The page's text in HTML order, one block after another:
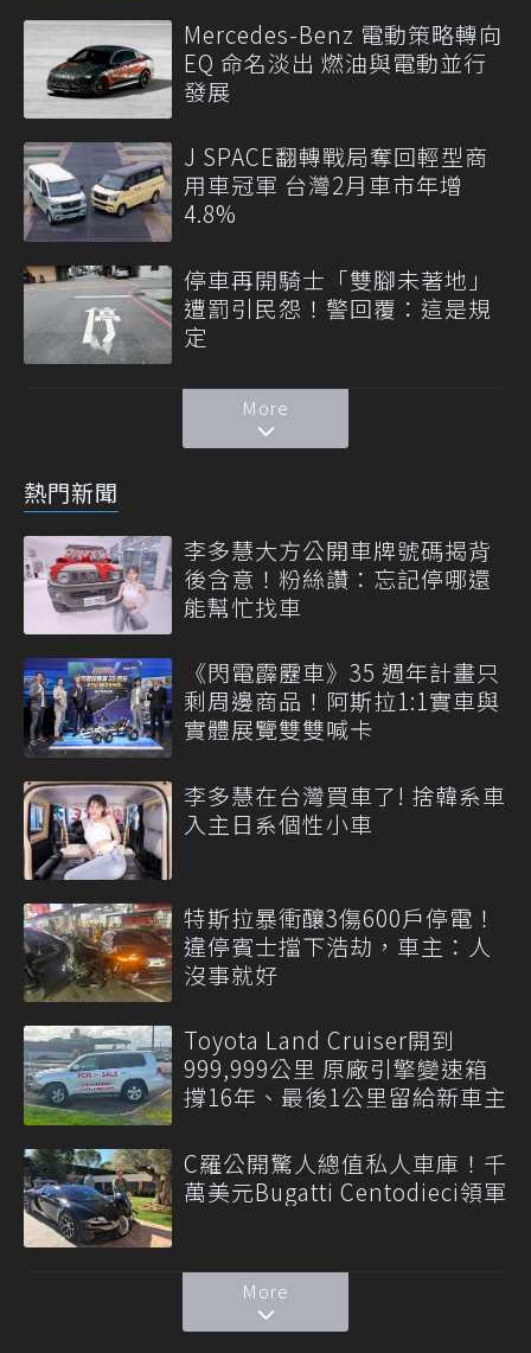
Mercedes-Benz 電動策略轉向
EQ 命名淡出 燃油與電動並行
發展
J SPACE翻轉戰局奪回輕型商
用車冠軍 台灣2月車市年增
4.8%
停車再開騎士「雙腳未著地」
遭罰引民怨！警回覆：這是規
定
More
熱門新聞
李多慧大方公開車牌號碼揭背
後含意！粉絲讚：忘記停哪還
能幫忙找車
《閃電霹靂車》35 週年計畫只
剩周邊商品！阿斯拉1:1實車與
實體展覽雙雙喊卡
李多慧在台灣買車了! 捨韓系車
入主日系個性小車
特斯拉暴衝釀3傷600戶停電！
違停賓士擋下浩劫，車主：人
沒事就好
Toyota Land Cruiser開到
999,999公里 原廠引擎變速箱
撐16年、最後1公里留給新車主
C羅公開驚人總值私人車庫！千
萬美元Bugatti Centodieci領軍
More